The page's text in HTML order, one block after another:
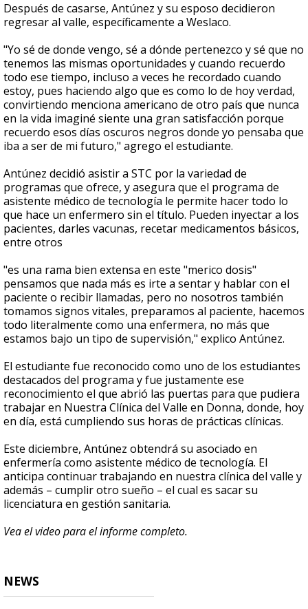
Después de casarse, Antúnez y su esposo decidieron
regresar al valle, específicamente a Weslaco.
"Yo sé de donde vengo, sé a dónde pertenezco y sé que no
tenemos las mismas oportunidades y cuando recuerdo
todo ese tiempo, incluso a veces he recordado cuando
estoy, pues haciendo algo que es como lo de hoy verdad,
convirtiendo menciona americano de otro país que nunca
en la vida imaginé siente una gran satisfacción porque
recuerdo esos días oscuros negros donde yo pensaba que
iba a ser de mi futuro," agrego el estudiante.
Antúnez decidió asistir a STC por la variedad de
programas que ofrece, y asegura que el programa de
asistente médico de tecnología le permite hacer todo lo
que hace un enfermero sin el título. Pueden inyectar a los
pacientes, darles vacunas, recetar medicamentos básicos,
entre otros
"es una rama bien extensa en este "merico dosis"
pensamos que nada más es irte a sentar y hablar con el
paciente o recibir llamadas, pero no nosotros también
tomamos signos vitales, preparamos al paciente, hacemos
todo literalmente como una enfermera, no más que
estamos bajo un tipo de supervisión," explico Antúnez.
El estudiante fue reconocido como uno de los estudiantes
destacados del programa y fue justamente ese
reconocimiento el que abrió las puertas para que pudiera
trabajar en Nuestra Clínica del Valle en Donna, donde, hoy
en día, está cumpliendo sus horas de prácticas clínicas.
Este diciembre, Antúnez obtendrá su asociado en
enfermería como asistente médico de tecnología. El
anticipa continuar trabajando en nuestra clínica del valle y
además – cumplir otro sueño – el cual es sacar su
licenciatura en gestión sanitaria.
Vea el video para el informe completo.
NEWS